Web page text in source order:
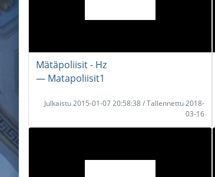
Mätäpoliisit - Hz
― Matapoliisit1
Julkaistu 2015-01-07 20:58:38 / Tallennettu 2018-
03-16